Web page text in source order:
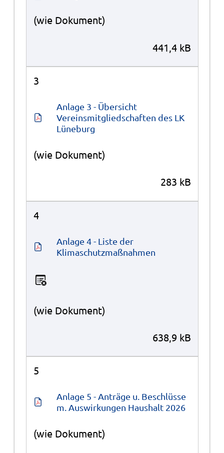
(wie Dokument)
441,4 kB
3
Anlage 3 - Übersicht
Vereinsmitgliedschaften des LK
Lüneburg
(wie Dokument)
283 kB
4
Anlage 4 - Liste der
Klimaschutzmaßnahmen
(wie Dokument)
638,9 kB
5
Anlage 5 - Anträge u. Beschlüsse
m. Auswirkungen Haushalt 2026
(wie Dokument)